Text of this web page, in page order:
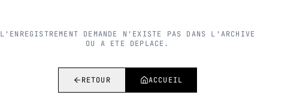
L'ENREGISTREMENT DEMANDE N'EXISTE PAS DANS L'ARCHIVE
OU A ETE DEPLACE.
RETOUR ACCUEIL